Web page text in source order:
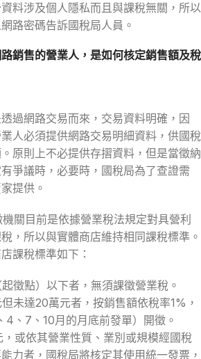
料涉及個人隱私而且與課稅無關，所以
路密碼告訴國稅局人員。
銷售的營業人，是如何核定銷售額及稅
過網路交易而來，交易資料明確，因
人必須提供網路交易明細資料，供國稅
原則上不必提供存摺資料，但是當徵納
爭議時，必要時，國稅局為了查證需
提供。
關目前是依據營業稅法規定對具營利
，所以與實體商店維持相同課稅標準。
課稅標準如下：
徵點）以下者，無須課徵營業稅。
未達20萬元者，按銷售額依稅率1%，
4、7、10月的月底前發單）開徵。
或依其營業性質、業別或規模經國稅
力者，國稅局將核定其使用統一發票，